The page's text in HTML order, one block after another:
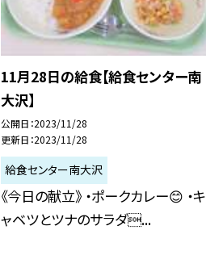
11月28日の給食【給食センター南
大沢】
公開日 2023/11/28
更新日 2023/11/28
給食センター南大沢
《今日の献立》 ・ポークカレー😊 ・キ
ャベツとツナのサラダ...